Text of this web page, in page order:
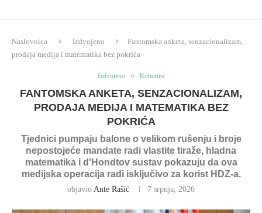
Naslovnica Izdvojeno
Fantomska anketa, senzacionalizam,
prodaja medija i matematika bez pokrića
Izdvojeno Kolumne
FANTOMSKA ANKETA, SENZACIONALIZAM,
PRODAJA MEDIJA I MATEMATIKA BEZ
POKRIĆA
Tjednici pumpaju balone o velikom rušenju i broje
nepostojeće mandate radi vlastite tiraže, hladna
matematika i d'Hondtov sustav pokazuju da ova
medijska operacija radi isključivo za korist HDZ-a.
objavio Ante Rašić 7 srpnja, 2026